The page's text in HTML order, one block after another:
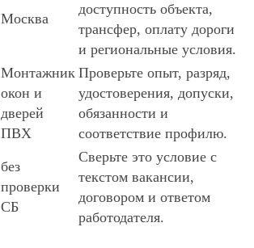
Москва
доступность объекта,
трансфер, оплату дороги
и региональные условия.
Монтажник
окон и
дверей
ПВХ
Проверьте опыт, разряд,
удостоверения, допуски,
обязанности и
соответствие профилю.
без
проверки
СБ
Сверьте это условие с
текстом вакансии,
договором и ответом
работодателя.